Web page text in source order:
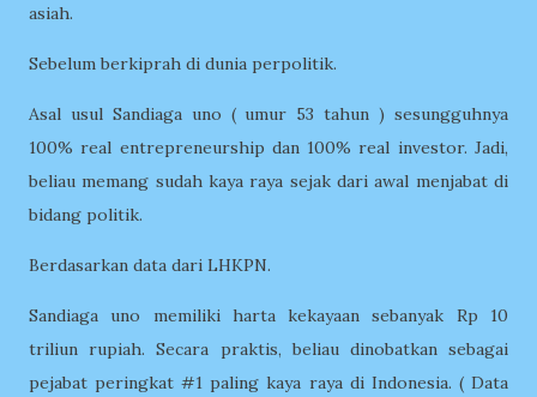
asiah.
Sebelum berkiprah di dunia perpolitik.
Asal usul Sandiaga uno ( umur 53 tahun ) sesungguhnya
100% real entrepreneurship dan 100% real investor. Jadi,
beliau memang sudah kaya raya sejak dari awal menjabat di
bidang politik.
Berdasarkan data dari LHKPN.
Sandiaga uno memiliki harta kekayaan sebanyak Rp 10
triliun rupiah. Secara praktis, beliau dinobatkan sebagai
pejabat peringkat #1 paling kaya raya di Indonesia. ( Data